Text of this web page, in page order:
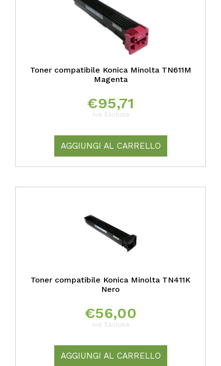
Toner compatibile Konica Minolta TN611M
Magenta
€95,71
Iva Esclusa
AGGIUNGI AL CARRELLO
Toner compatibile Konica Minolta TN411K
Nero
€56,00
Iva Esclusa
AGGIUNGI AL CARRELLO